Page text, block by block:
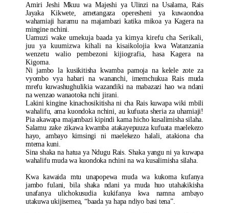
Amiri Jeshi Mkuu wa Majeshi ya Ulinzi na Usalama, Rais
Jayaka Kikwete, ametangaza operesheni ya kuwaondoa
wahamiaji haramu na majambazi katika mikoa ya Kagera na
mingine nchini.
Uamuzi wake umekuja baada ya kimya kirefu cha Serikali,
juu ya kuumizwa kihali na kisaikolojia kwa Watanzania
wenzetu walio pembezoni kijiografia, hasa Kagera na
Kigoma.
Ni jambo la kusikitisha kwamba pamoja na kelele zote za
vyombo vya habari na wananchi, imemchukua Rais muda
mrefu kuwashughulikia wazandiki na mabazazi hao wa ndani
na wenzao wanaotoka nchi jirani.
Lakini kingine kinachosikitisha ni cha Rais kuwapa wiki mbili
wahalifu, ama kuondoka nchini, au kufuata sheria za uhamiaji!
Pia akawapa majambazi kipindi kama hicho kusalimisha silaha.
Salamu zake zikawa kwamba atakayepuuza kufuata maelekezo
hayo, ambayo kimsingi ni maelekezo halali, atakiona cha
mtema kuni.
Sina shaka na hatua ya Ndugu Rais. Shaka yangu ni ya kuwapa
wahalifu muda wa kuondoka nchini na wa kusalimisha silaha.
Kwa kawaida mtu unapopewa muda wa kukoma kufanya
jambo fulani, bila shaka ndani ya muda huo utahakikisha
unafanya ulichokusudia kukifanya kwa namna ambayo
utakuwa ukijisemea, “baada ya hapa ndiyo basi tena”.